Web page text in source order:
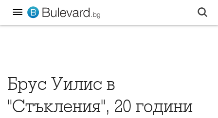
Брус Уилис в
"Стъкления", 20 години